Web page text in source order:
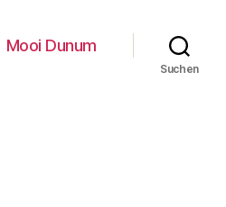
Mooi Dunum
Suchen